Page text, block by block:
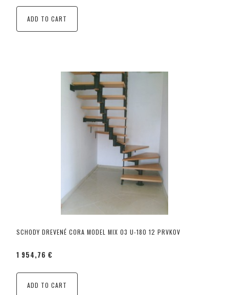
ADD TO CART
SCHODY DREVENÉ CORA MODEL MIX 03 U-180 12 PRVKOV
1 954,76 €
ADD TO CART